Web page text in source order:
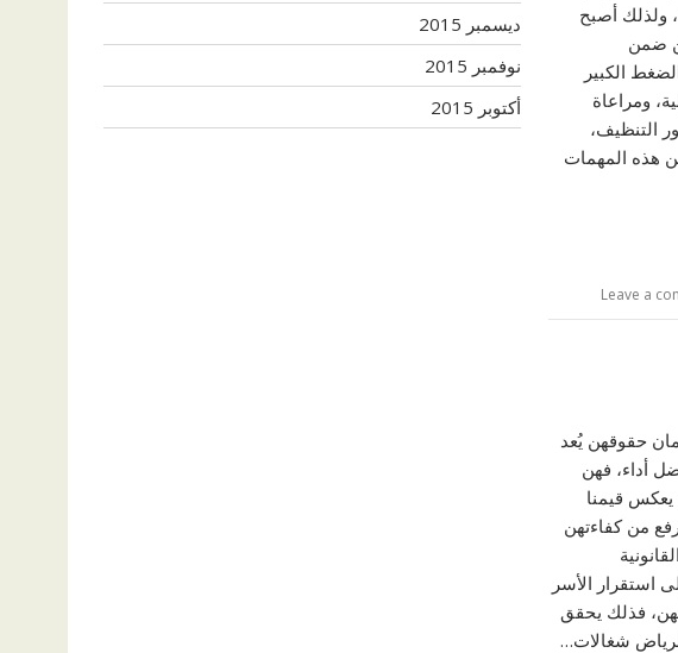
ولذلك أصبح
ضمن
الكبير
ومراعاة
التنظيف،
هذه المهمات
Leave a
حقوقهن يُعد
أداء، فهن
يعكس قيمنا
من كفاءتهن
استقرار الأسر
فذلك يحقق
شغالات…
ديسمبر 2015
نوفمبر 2015
أكتوبر 2015